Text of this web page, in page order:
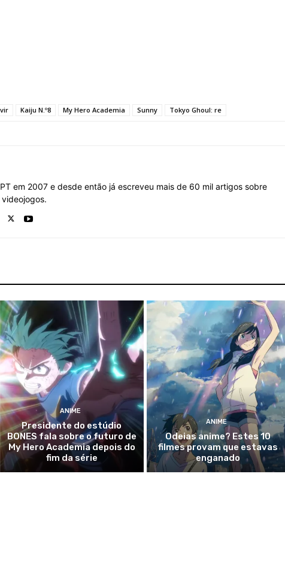
Kaiju N.º8 My Hero Academia Sunny Tokyo Ghoul: re
em 2007 e desde então já escreveu mais de 60 mil artigos sobre
ANIME
Presidente do estúdio
BONES fala sobre o futuro de
My Hero Academia depois do
fim da série
ANIME
Odeias anime? Estes 10
filmes provam que estavas
enganado